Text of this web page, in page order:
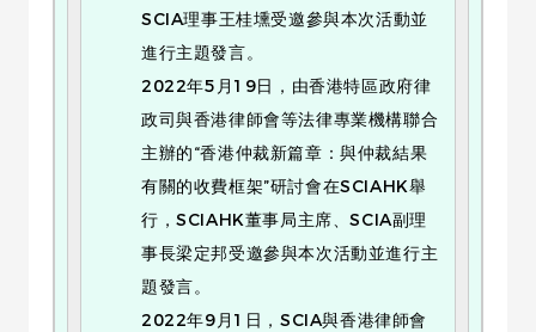
SCIA理事王桂壎受邀參與本次活動並
進行主題發言。
2022年5月19日，由香港特區政府律
政司與香港律師會等法律專業機構聯合
主辦的“香港仲裁新篇章：與仲裁結果
有關的收費框架”研討會在SCIAHK舉
行，SCIAHK董事局主席、SCIA副理
事長梁定邦受邀參與本次活動並進行主
題發言。
2022年9月1日，SCIA與香港律師會